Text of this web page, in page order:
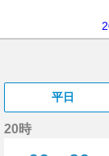
平日
20時